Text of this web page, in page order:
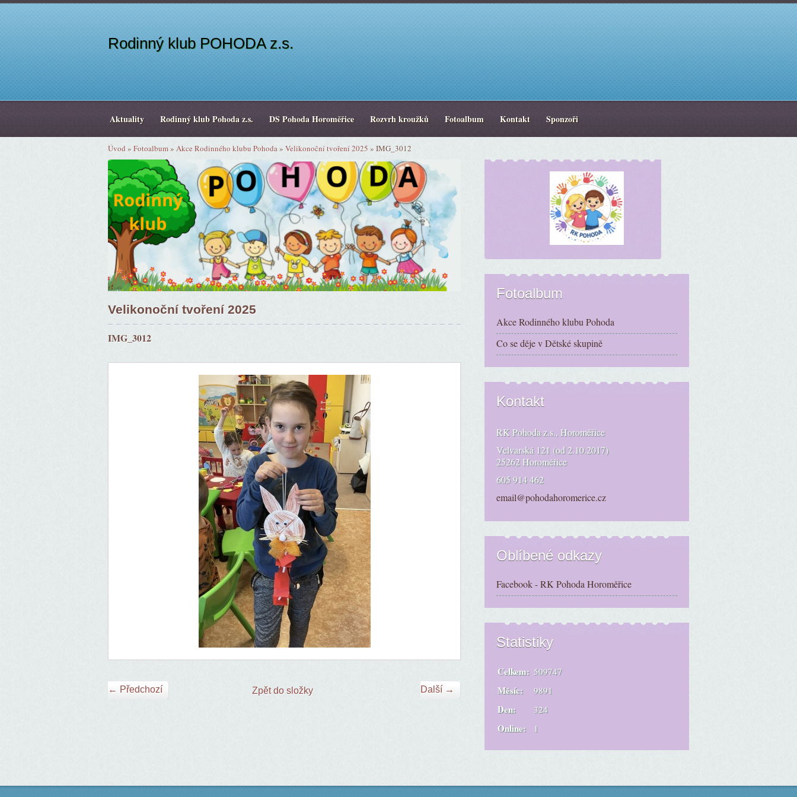
Rodinný klub POHODA z.s.
Aktuality Rodinný klub Pohoda z.s. DS Pohoda Horoměřice Rozvrh kroužků Fotoalbum Kontakt Sponzoři
Úvod » Fotoalbum» Akce Rodinného klubu Pohoda» Velikonoční tvoření 2025 » IMG_3012
Velikonoční tvoření 2025
IMG_3012
← Předchozí Další →
Zpět do složky
Fotoalbum
Akce Rodinného klubu Pohoda
Co se děje v Dětské skupině
Kontakt
RK Pohoda z.s., Horoměřice
Velvarská 121 (od 2.10.2017)
25262 Horoměřice
605 914 462
email@pohodahoromerice.cz
Oblíbené odkazy
Facebook - RK Pohoda Horoměřice
Statistiky
Online: 1
Celkem: 509747
Měsíc: 9891
Den: 324